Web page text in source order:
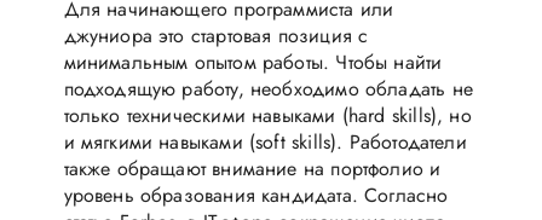
Для начинающего программиста или
джуниора это стартовая позиция с
минимальным опытом работы. Чтобы найти
подходящую работу, необходимо обладать не
только техническими навыками (hard skills), но
и мягкими навыками (soft skills). Работодатели
также обращают внимание на портфолио и
уровень образования кандидата. Согласно